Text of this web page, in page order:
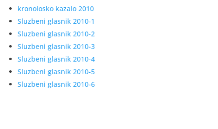
kronolosko kazalo 2010
Sluzbeni glasnik 2010-1
Sluzbeni glasnik 2010-2
Sluzbeni glasnik 2010-3
Sluzbeni glasnik 2010-4
Sluzbeni glasnik 2010-5
Sluzbeni glasnik 2010-6